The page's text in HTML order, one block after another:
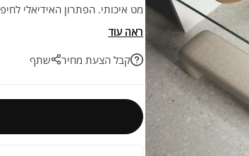
מט איכותי. הפתרון האידיאלי
בחירה מנצחת לעיצוב חכם ועמיד
ראה עוד
קבל הצעת מחיר
שתף